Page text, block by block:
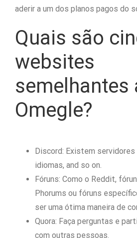
aderir a um dos planos pagos do
Quais são
websites
semelhantes
Omegle?
Discord: Existem servidores
idiomas, and so on.
Fóruns: Como o Reddit,
Phorums ou fóruns
ser uma ótima maneira de
Quora: Faça perguntas e
com outras pessoas.